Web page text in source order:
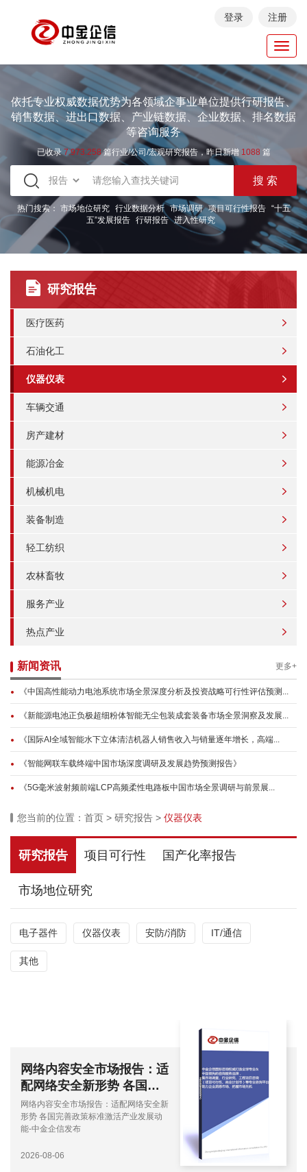
登录 注册
依托专业权威数据优势为各领域企事业单位提供行研报告、
销售数据、进出口数据、产业链数据、企业数据、排名数据
等咨询服务
已收录7.973.258篇行业/公司/宏观研究报告，昨日新增 1088 篇
热门搜索： 市场地位研究 行业数据分析 市场调研 项目可行性报告
“十五
五”发展报告 行研报告 进入性研究
研究报告
医疗医药
石油化工
仪器仪表
车辆交通
房产建材
能源冶金
机械机电
装备制造
轻工纺织
农林畜牧
服务产业
热点产业
新闻资讯 更多+
《中国高性能动力电池系统市场全景深度分析及投资战略可行性评估预测...
《新能源电池正负极超细粉体智能无尘包装成套装备市场全景洞察及发展...
《国际AI全域智能水下立体清洁机器人销售收入与销量逐年增长，高端...
《智能网联车载终端中国市场深度调研及发展趋势预测报告》
《5G毫米波射频前端LCP高频柔性电路板中国市场全景调研与前景展...
您当前的位置： 首页 > 研究报告 > 仪器仪表
研究报告 项目可行性 国产化率报告
市场地位研究
电子器件 仪器仪表 安防/消防 IT/通信
其他
中高功率光纤激光器产业链
全景分析：国产化提速，应
用边界持续拓宽-中金企信
发布
中高功率光纤激光器产业链全景分析：国
产化提速，应用边界持续拓宽-中金企信
发布
2026-08-06